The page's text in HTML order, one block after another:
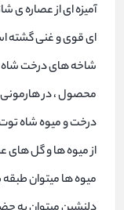
آمیزه ای از عصاره
ای قوی و غنی گشته
شاخه های درخت شاه
محصول ، در هارمونی
درخت و میوه شاه
از میوه ها و گل های
میوه ها میتوان